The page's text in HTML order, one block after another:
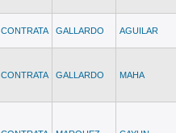
CONTRATA GALLARDO AGUILAR
CONTRATA GALLARDO MAHA